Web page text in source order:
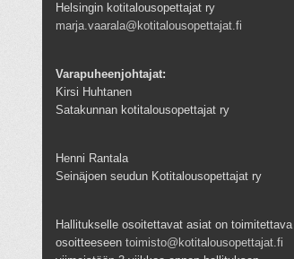
Helsingin kotitalousopettajat ry
marja.vaarala@kotitalousopettajat.fi
Varapuheenjohtajat:
Kirsi Huhtanen
Satakunnan kotitalousopettajat ry
Henni Rantala
Seinäjoen seudun Kotitalousopettajat ry
Hallitukselle osoitettavat asiat on toimitettava
osoitteeseentoimisto@kotitalousopettajat.fi